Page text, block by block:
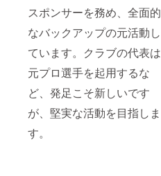
スポンサーを務め、全面的
なバックアップの元活動し
ています。クラブの代表は
元プロ選手を起用するな
ど、発足こそ新しいです
が、堅実な活動を目指しま
す。